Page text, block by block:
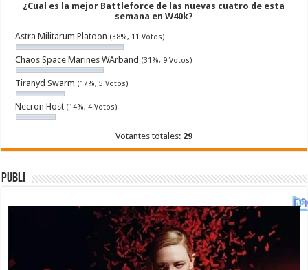
¿Cual es la mejor Battleforce de las nuevas cuatro de esta
semana en W40k?
Astra Militarum Platoon (38%, 11 Votos)
Chaos Space Marines WArband (31%, 9 Votos)
Tiranyd Swarm (17%, 5 Votos)
Necron Host (14%, 4 Votos)
Votantes totales: 29
Publi